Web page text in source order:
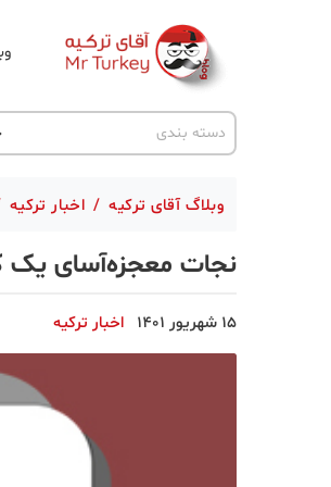
دسته بندی
اخبار ترکیه
ترکیه گردی
جاذبه گردشگری
حقوقی
وبلاگ آقای ترکیه / اخبار ترکیه
نجات معجزه‌آسای یک
15 شهریور 1401 اخبار ترکیه